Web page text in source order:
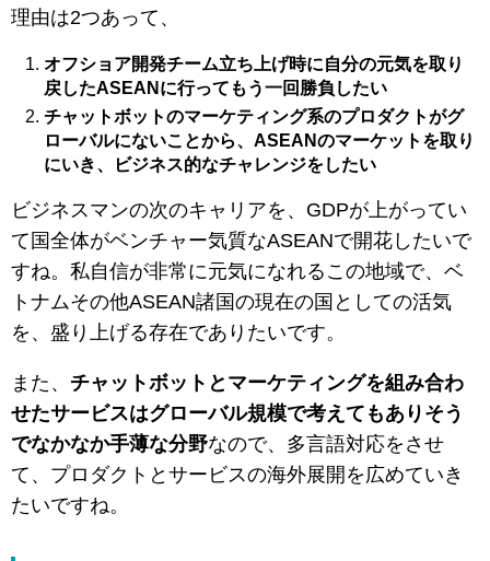
理由は2つあって、
オフショア開発チーム立ち上げ時に自分の元気を取り
戻したASEANに行ってもう一回勝負したい
チャットボットのマーケティング系のプロダクトがグ
ローバルにないことから、ASEANのマーケットを取り
にいき、ビジネス的なチャレンジをしたい
ビジネスマンの次のキャリアを、GDPが上がってい
て国全体がベンチャー気質なASEANで開花したいで
すね。私自信が非常に元気になれるこの地域で、ベ
トナムその他ASEAN諸国の現在の国としての活気
を、盛り上げる存在でありたいです。
また、 チャットボットとマーケティングを組み合わ
せたサービスはグローバル規模で考えてもありそう
でなかなか手薄な分野なので、多言語対応をさせ
て、プロダクトとサービスの海外展開を広めていき
たいですね。